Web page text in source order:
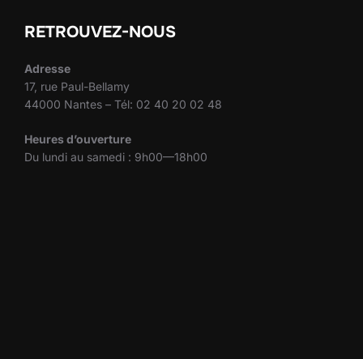
RETROUVEZ-NOUS
Adresse
17, rue Paul-Bellamy
44000 Nantes – Tél: 02 40 20 02 48
Heures d’ouverture
Du lundi au samedi : 9h00—18h00